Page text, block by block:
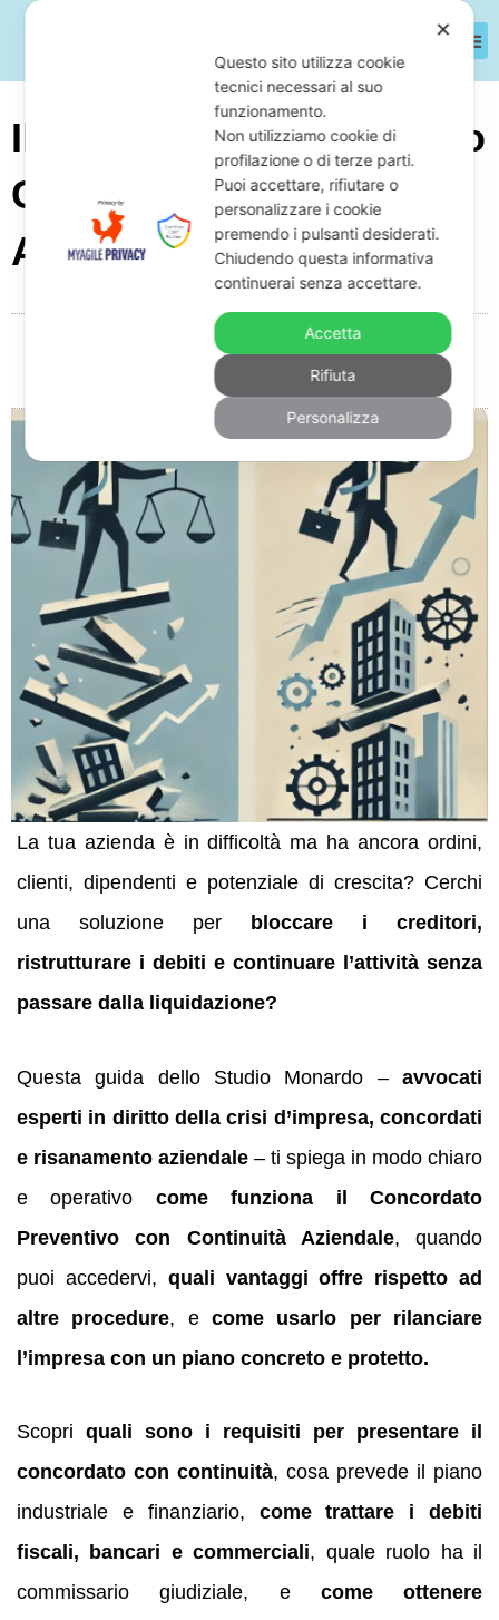
Il Concordato Preventivo
Con Continuità
Aziendale: Guida 2025
Giuseppe Monardo
19:04
Nessun commento
La tua azienda è in difficoltà ma ha ancora ordini,
clienti, dipendenti e potenziale di crescita? Cerchi
una soluzione per bloccare i creditori,
ristrutturare i debiti e continuare l’attività senza
passare dalla liquidazione?
Questa guida dello Studio Monardo – avvocati
esperti in diritto della crisi d’impresa, concordati
e risanamento aziendale – ti spiega in modo chiaro
e operativo come funziona il Concordato
Preventivo con Continuità Aziendale, quando
puoi accedervi, quali vantaggi offre rispetto ad
altre procedure, ecome usarlo per rilanciare
l’impresa con un piano concreto e protetto.
Scopri quali sono i requisiti per presentare il
concordato con continuità, cosa prevede il piano
industriale e finanziario, come trattare i debiti
fiscali, bancari e commerciali, quale ruolo ha il
commissario giudiziale, e come ottenere
✕
Questo sito utilizza cookie
tecnici necessari al suo
funzionamento.
Non utilizziamo cookie di
profilazione o di terze parti.
Puoi accettare, rifiutare o
personalizzare i cookie
premendo i pulsanti desiderati.
Chiudendo questa informativa
continuerai senza accettare.
Accetta
Rifiuta
Personalizza